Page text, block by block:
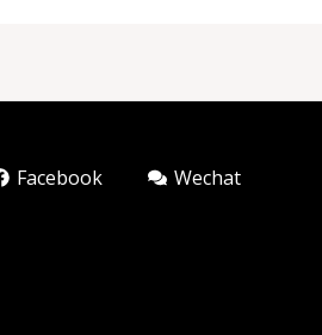
Facebook Wechat